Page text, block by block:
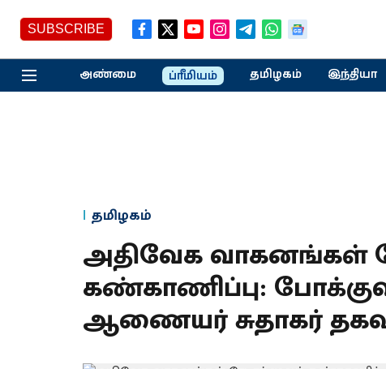
SUBSCRIBE
அண்மை ப்ரீமியம் தமிழகம் இந்தியா
தமிழகம்
அதிவேக வாகனங்கள்
கண்காணிப்பு:
ஆணையர் சுதாகர்